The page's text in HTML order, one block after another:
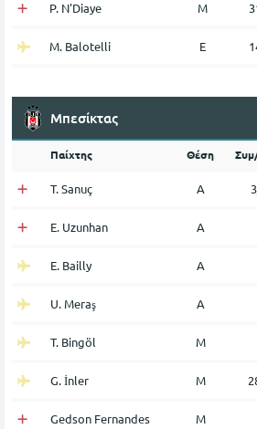
P. N'Diaye Μ
M. Balotelli Ε
Μπεσίκτας
Παίχτης Θέση
T. Sanuç Α
E. Uzunhan Α
E. Bailly Α
U. Meraş Α
T. Bingöl Μ
G. İnler Μ
Gedson Fernandes Μ